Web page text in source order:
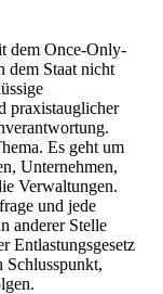
dem Once-Only-
dem Staat nicht
praxistauglicher
Es geht um
Unternehmen,
Verwaltungen.
und jede
anderer Stelle
Entlastungsgesetz
Schlusspunkt,